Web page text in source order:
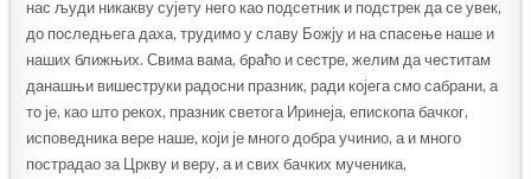
нас људи никакву сујету него као подсетник и подстрек да се увек,
до последњега даха, трудимо у славу Божју и на спасење наше и
наших ближњих. Свима вама, браћо и сестре, желим да честитам
данашњи вишеструки радосни празник, ради којега смо сабрани, а
то је, као што рекох, празник светога Иринеја, епископа бачког,
исповедника вере наше, који је много добра учинио, а и много
пострадао за Цркву и веру, а и свих бачких мученика,